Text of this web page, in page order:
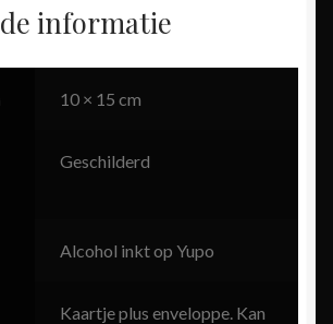
informatie
10 × 15 cm
Geschilderd
Alcohol inkt op Yupo
Kaartje plus enveloppe. Kan